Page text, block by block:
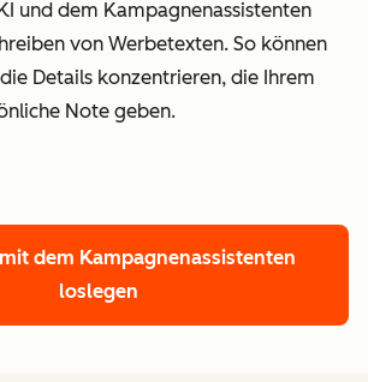
und dem Kampagnenassistenten
von Werbetexten. So können
Details konzentrieren, die Ihrem
Note geben.
dem Kampagnenassistenten
loslegen